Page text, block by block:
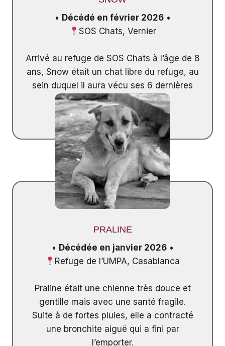
• Décédé en février 2026•
SOS Chats, Vernier
Arrivé au refuge de SOS Chats à l’âge de 8
ans, Snow était un chat libre du refuge, au
sein duquel il aura vécu ses 6 dernières
années de vie.
PRALINE
• Décédée en janvier 2026•
Refuge de l’UMPA, Casablanca
Praline était une chienne très douce et
gentille mais avec une santé fragile.
Suite à de fortes pluies, elle a contracté
une bronchite aiguë qui a fini par
l’emporter.